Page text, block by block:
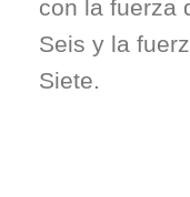
con la fuerza
Seis y la
Siete.